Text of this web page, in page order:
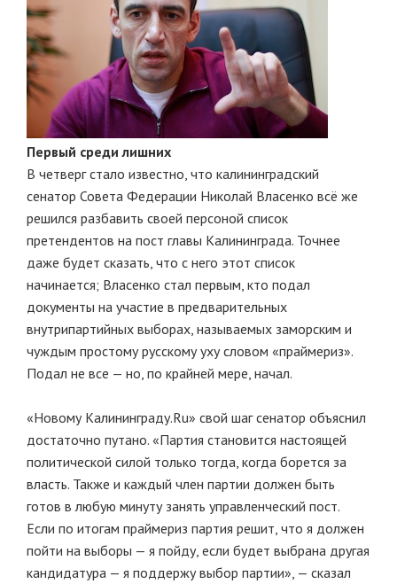
Первый среди лишних
В четверг стало известно, что калининградский
сенатор Совета Федерации Николай Власенко всё же
решился разбавить своей персоной список
претендентов на пост главы Калининграда. Точнее
даже будет сказать, что с него этот список
начинается; Власенко стал первым, кто подал
документы на участие в предварительных
внутрипартийных выборах, называемых заморским и
чуждым простому русскому уху словом «праймериз».
Подал не все — но, по крайней мере, начал.
«Новому Калининграду.Ru» свой шаг сенатор объяснил
достаточно путано. «Партия становится настоящей
политической силой только тогда, когда борется за
власть. Также и каждый член партии должен быть
готов в любую минуту занять управленческий пост.
Если по итогам праймериз партия решит, что я должен
пойти на выборы — я пойду, если будет выбрана другая
кандидатура — я поддержу выбор партии», — сказал